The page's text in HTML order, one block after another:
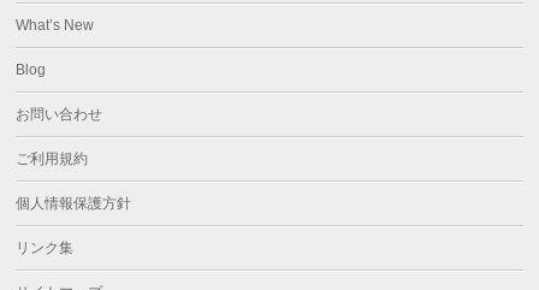
What’s New
Blog
お問い合わせ
ご利用規約
個人情報保護方針
リンク集